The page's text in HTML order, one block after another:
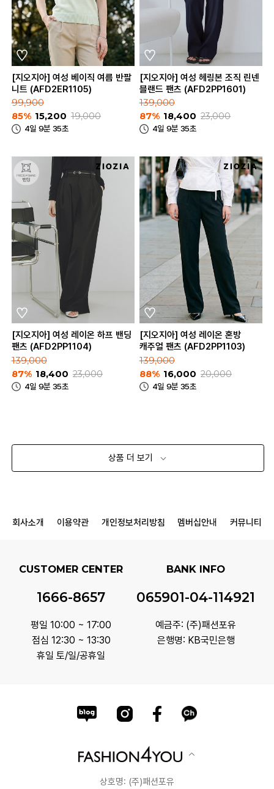
[지오지아] 여성 베이직 여름 반팔
니트 (AFD2ER1105)
99,900
85% 15,200 19,000
4일 9분 35초
[지오지아] 여성 헤링본 조직 린넨
블랜드 팬츠 (AFD2PP1601)
139,000
87% 18,400 23,000
4일 9분 35초
[지오지아] 여성 레이온 하프 밴딩
팬츠 (AFD2PP1104)
139,000
87% 18,400 23,000
4일 9분 35초
[지오지아] 여성 레이온 혼방
캐주얼 팬츠 (AFD2PP1103)
139,000
88% 16,000 20,000
4일 9분 35초
상품 더 보기
회사소개 이용약관 개인정보처리방침 멤버십안내 커뮤니티
CUSTOMER CENTER
1666-8657
평일 10:00 ~ 17:00
점심 12:30 ~ 13:30
휴일 토/일/공휴일
BANK INFO
065901-04-114921
예금주: (주)패션포유
은행명: KB국민은행
상호명: (주)패션포유